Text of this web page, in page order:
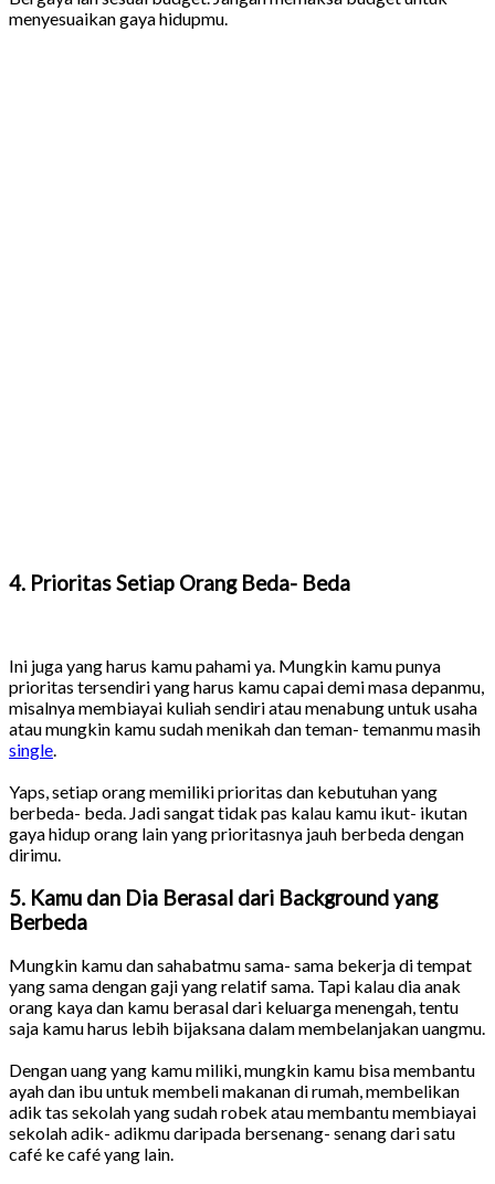
menyesuaikan gaya hidupmu.
4. Prioritas Setiap Orang Beda- Beda
Ini juga yang harus kamu pahami ya. Mungkin kamu punya
prioritas tersendiri yang harus kamu capai demi masa depanmu,
misalnya membiayai kuliah sendiri atau menabung untuk usaha
atau mungkin kamu sudah menikah dan teman- temanmu masih
single.
Yaps, setiap orang memiliki prioritas dan kebutuhan yang
berbeda- beda. Jadi sangat tidak pas kalau kamu ikut- ikutan
gaya hidup orang lain yang prioritasnya jauh berbeda dengan
dirimu.
5. Kamu dan Dia Berasal dari Background yang
Berbeda
Mungkin kamu dan sahabatmu sama- sama bekerja di tempat
yang sama dengan gaji yang relatif sama. Tapi kalau dia anak
orang kaya dan kamu berasal dari keluarga menengah, tentu
saja kamu harus lebih bijaksana dalam membelanjakan uangmu.
Dengan uang yang kamu miliki, mungkin kamu bisa membantu
ayah dan ibu untuk membeli makanan di rumah, membelikan
adik tas sekolah yang sudah robek atau membantu membiayai
sekolah adik- adikmu daripada bersenang- senang dari satu
café ke café yang lain.